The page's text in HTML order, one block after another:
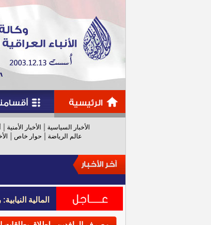
الأخبار السياسية الأخبار الأمنية
عالم الرياضة
حوار خاص
المالية النيابية:
المالية النيابية: